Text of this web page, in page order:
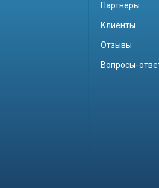
Партнёры
Клиенты
Отзывы
Вопросы-